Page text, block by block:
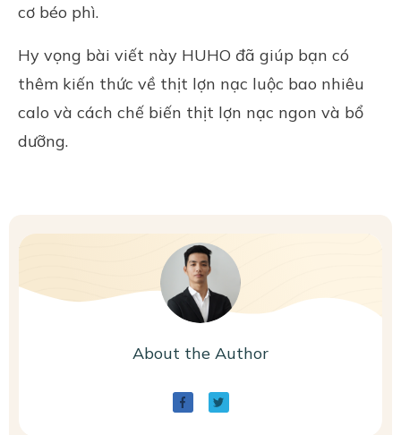
cơ béo phì.
Hy vọng bài viết này HUHO đã giúp bạn có
thêm kiến thức về thịt lợn nạc luộc bao nhiêu
calo và cách chế biến thịt lợn nạc ngon và bổ
dưỡng.
About the Author